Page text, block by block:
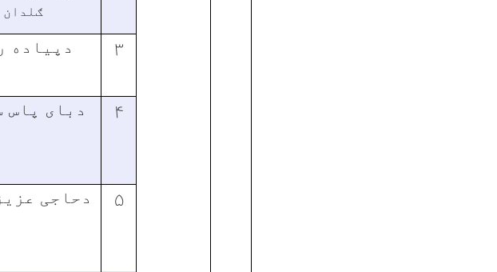
۳ دپیاده
۴ دبای پاس
۵ دحاجی